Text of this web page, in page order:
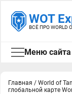
WOT
ВСЁ ПРО WORLD
Меню сайта
Главная / World of
глобальной карте